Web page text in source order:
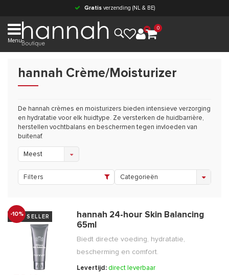
Gratisverzending (NL & BE)
Menu
0
hannah Crème/Moisturizer
De hannah crèmes en moisturizers bieden intensieve verzorging
en hydratatie voor elk huidtype. Ze versterken de huidbarrière,
herstellen vochtbalans en beschermen tegen invloeden van
buitenaf.
Meest
bekeken
Filters
Categorieën
BESTSELLER
-10%
hannah 24-hour Skin Balancing
65ml
Biedt directe voeding, hydratatie,
bescherming en comfort.
Levertijd: direct leverbaar